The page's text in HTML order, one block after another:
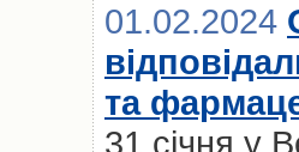
01.02.2024
та
31 січня у